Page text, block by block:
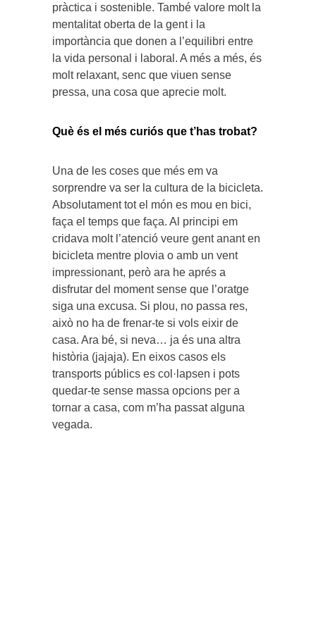
pràctica i sostenible. També valore molt la
mentalitat oberta de la gent i la
importància que donen a l’equilibri entre
la vida personal i laboral. A més a més, és
molt relaxant, senc que viuen sense
pressa, una cosa que aprecie molt.
Què és el més curiós que t’has trobat?
Una de les coses que més em va
sorprendre va ser la cultura de la bicicleta.
Absolutament tot el món es mou en bici,
faça el temps que faça. Al principi em
cridava molt l’atenció veure gent anant en
bicicleta mentre plovia o amb un vent
impressionant, però ara he aprés a
disfrutar del moment sense que l’oratge
siga una excusa. Si plou, no passa res,
això no ha de frenar-te si vols eixir de
casa. Ara bé, si neva… ja és una altra
història (jajaja). En eixos casos els
transports públics es col·lapsen i pots
quedar-te sense massa opcions per a
tornar a casa, com m’ha passat alguna
vegada.